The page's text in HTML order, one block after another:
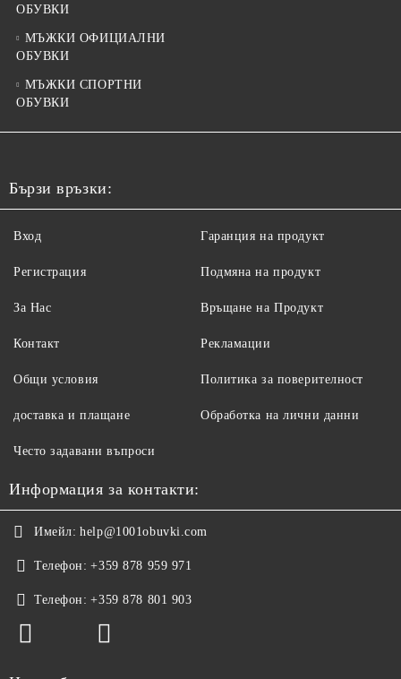
ОБУВКИ
МЪЖКИ ОФИЦИАЛНИ
ОБУВКИ
МЪЖКИ СПОРТНИ
ОБУВКИ
Бързи връзки:
Вход
Регистрация
За Нас
Контакт
Общи условия
доставка и плащане
Гаранция на продукт
Подмяна на продукт
Връщане на Продукт
Рекламации
Политика за поверителност
Обработка на лични данни
Често задавани въпроси
Информация за контакти:
Имейл: help@1001obuvki.com
Телефон: +359 878 959 971
Телефон: +359 878 801 903